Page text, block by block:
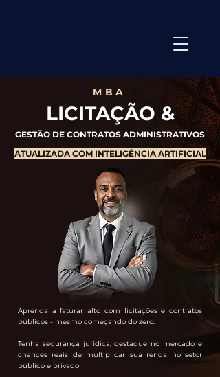
MBA
LICITAÇÃO &
GESTÃO DE CONTRATOS ADMINISTRATIVOS
ATUALIZADA COM INTELIGÊNCIA ARTIFICIAL
Aprenda a faturar alto com licitações e contratos
públicos - mesmo começando do zero.
Tenha segurança jurídica, destaque no mercado e
chances reais de multiplicar sua renda no setor
público e privado